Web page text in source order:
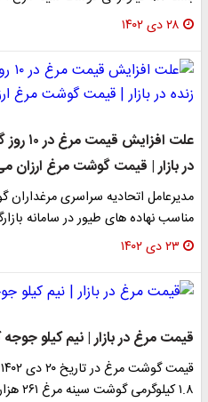
۲۸ دی ۱۴۰۲
علت
در بازار | قیمت گوشت مرغ ارزان
مدیرعامل اتحادیه سراسری
مناسب نهاده های طیور در سامانه
۲۳ دی ۱۴۰۲
قیمت مرغ در بازار | نیم کیلو
۱.۸ کیلوگرمی گوشت سینه مرغ ۲۶۱ هزار تومان است.